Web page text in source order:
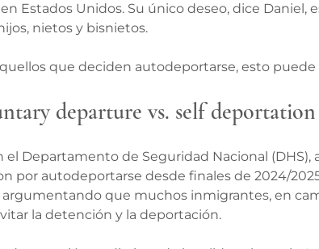
Estados Unidos. Su único deseo, dice Daniel,
nietos y bisnietos.
que deciden autodeportarse, esto
departure vs. self deportation
el Departamento de Seguridad Nacional (DHS),
por autodeportarse desde finales de 2024/
argumentando que muchos inmigrantes, en
la detención y la deportación.